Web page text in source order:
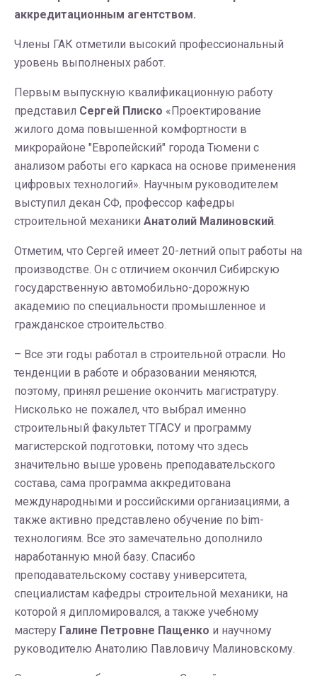
аккредитационным агентством.
Члены ГАК отметили высокий профессиональный
уровень выполненых работ.
Первым выпускную квалификационную работу
представил Сергей Плиско «Проектирование
жилого дома повышенной комфортности в
микрорайоне "Европейский" города Тюмени с
анализом работы его каркаса на основе применения
цифровых технологий». Научным руководителем
выступил декан СФ, профессор кафедры
строительной механики Анатолий Малиновский.
Отметим, что Сергей имеет 20-летний опыт работы на
производстве. Он с отличием окончил Сибирскую
государственную автомобильно-дорожную
академию по специальности промышленное и
гражданское строительство.
– Все эти годы работал в строительной отрасли. Но
тенденции в работе и образовании меняются,
поэтому, принял решение окончить магистратуру.
Нисколько не пожалел, что выбрал именно
строительный факультет ТГАСУ и программу
магистерской подготовки, потому что здесь
значительно выше уровень преподавательского
состава, сама программа аккредитована
международными и российскими организациями, а
также активно представлено обучение по bim-
технологиям. Все это замечательно дополнило
наработанную мной базу. Спасибо
преподавательскому составу университета,
специалистам кафедры строительной механики, на
которой я дипломировался, а также учебному
мастеру Галине Петровне Пащенко и научному
руководителю Анатолию Павловичу Малиновскому.